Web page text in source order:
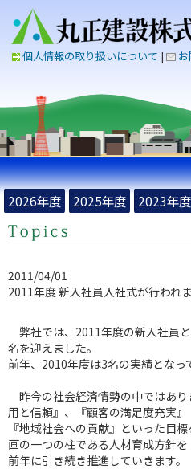
個人情報の取り扱いについて |
2026年度 2025年度 2023年度
2011/04/01
2011年度 新入社員入社式が行われ
弊社では、2011年度の新入社員
名を迎えました。
前年、2010年度は3名の実績となっ
昨今の社会経済情勢の中ではあ
用と信頼』、『顧客の満足度充実』
『地域社会への貢献』といった目
画の一つの柱である人材育成方針を
前年に引き続き推進していきます。